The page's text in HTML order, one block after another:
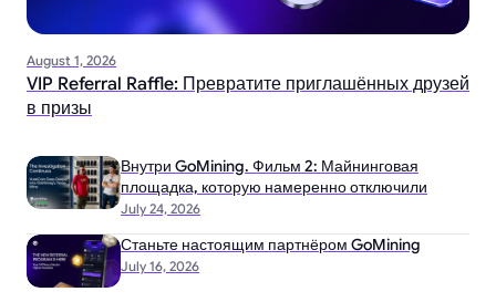
August 1, 2026
VIP Referral Raffle: Превратите приглашённых друзей
в призы
July 24, 2026
Внутри GoMining. Фильм 2: Майнинговая
площадка, которую намеренно отключили
July 16, 2026
Станьте настоящим партнёром GoMining